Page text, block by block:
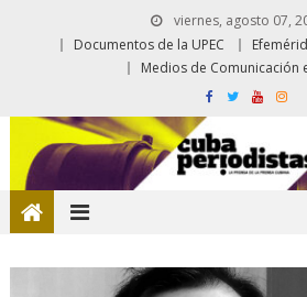
viernes, agosto 07,
Documentos de la UPEC
Medios de Comunicación